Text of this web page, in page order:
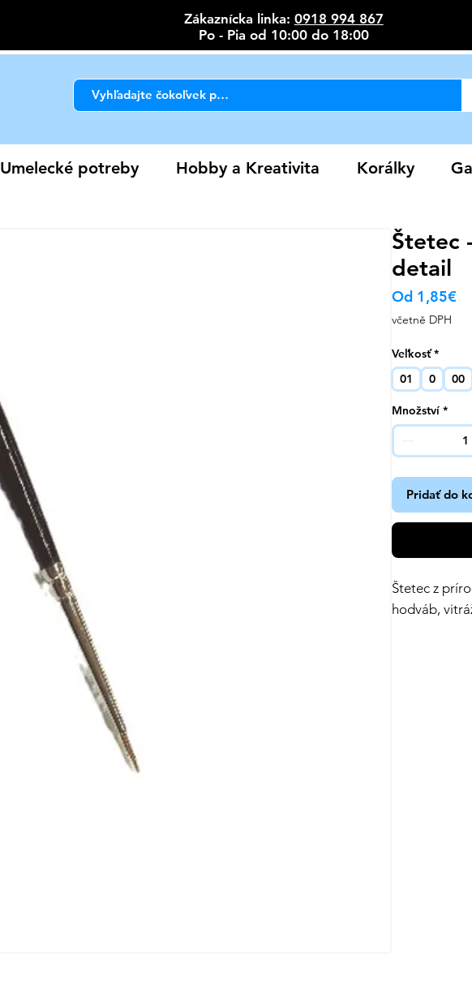
Zákaznícka linka: 0918 994 867
Po - Pia od 10:00 do 18:00
Umelecké potreby Hobby a Kreativita Korálky
Štetec
detail
Od 1,85€
včetně DPH
Veľkosť *
01
0 00
Množství *
Pridať do
Štetec z
hodváb,